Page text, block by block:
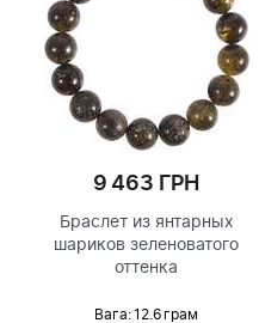
9 463 ГРН
Браслет из янтарных
шариков зеленоватого
оттенка
Вага: 12.6 грам